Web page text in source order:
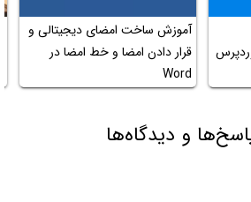
آموزش ساخت امضای دیجیتالی و
قرار دادن امضا و خط امضا در
Word
و دیدگاه‌ها